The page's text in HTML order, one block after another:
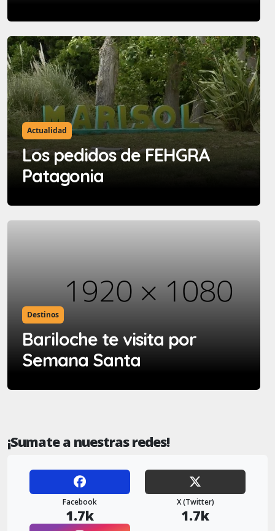
Actualidad
Los pedidos de FEHGRA
Patagonia
Destinos
Bariloche te visita por
Semana Santa
¡Sumate a nuestras redes!
Facebook
1.7k
X (Twitter)
1.7k